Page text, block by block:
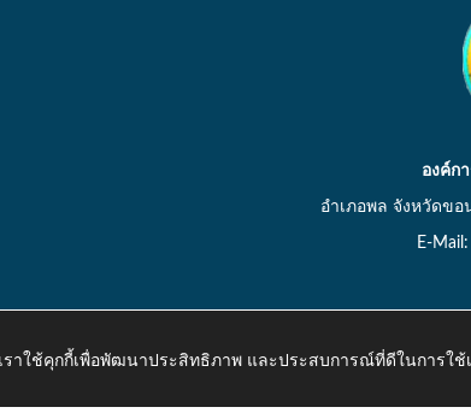
องค์ก
อำเภอพล จังหวัดข
E-
Right Resive http://www.kaongiw.go.th
ราใช้คุกกี้เพื่อพัฒนาประสิทธิภาพ และประสบการณ์ที่ดีในการใ